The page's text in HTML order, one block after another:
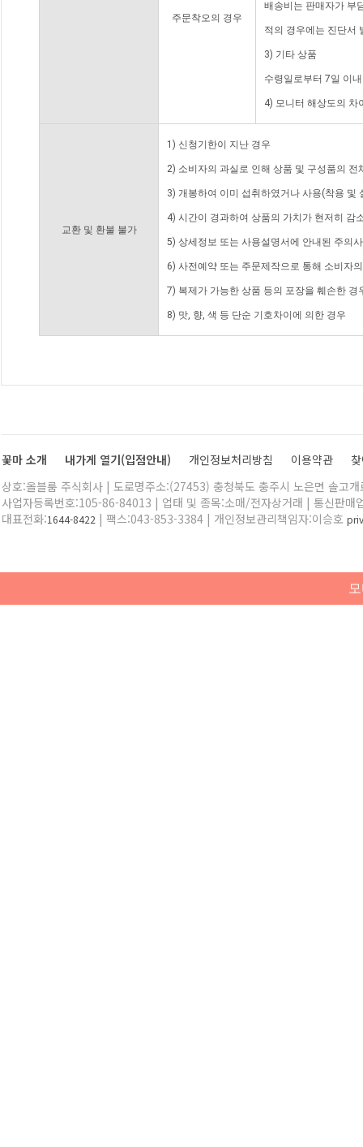
주문착오의 경우
배송비는 판매자가 부
적의 경우에는 진단서
3) 기타 상품
수령일로부터 7일 이
4) 모니터 해상도의 차
교환 및 환불 불가
1) 신청기한이 지난 경우
2) 소비자의 과실로 인해 상품 및 구성품의
3) 개봉하여 이미 섭취하였거나 사용(착용 및
4) 시간이 경과하여 상품의 가치가 현저히 감
5) 상세정보 또는 사용설명서에 안내된 주의
6) 사전예약 또는 주문제작으로 통해 소비자
7) 복제가 가능한 상품 등의 포장을 훼손한 경
8) 맛, 향, 색 등 단순 기호차이에 의한 경우
꽃마 소개 내가게 열기(입점안내) 개인정보처리방침 이용약관
상호:올블룸 주식회사 | 도로명주소:(27453) 충청북도 충주시 노은면 솔고
사업자등록번호:105-86-84013 | 업태 및 종목:소매/전자상거래 | 통신판매
대표전화:1644-8422 | 팩스:043-853-3384 | 개인정보관리책임자:이승호